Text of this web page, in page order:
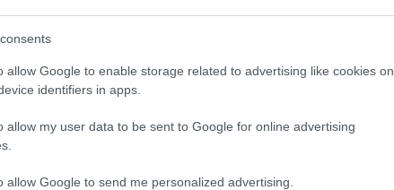
allow Google to enable storage related to advertising like cookies on
identifiers in apps.
allow my user data to be sent to Google for online advertising
allow Google to send me personalized advertising.
dell’Avvento Böker
contraddistinto da tradizioni affettuose e
ilcalendario dell’Avvento
da Böker. Per il 2025, il calendario non
e propria avventura
in acciaio. Ogni giorno,
tascabile di alta qualità, personalizzabile e